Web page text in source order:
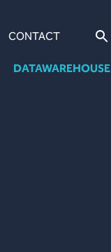
DATAWAREHOUSE
CONTACT